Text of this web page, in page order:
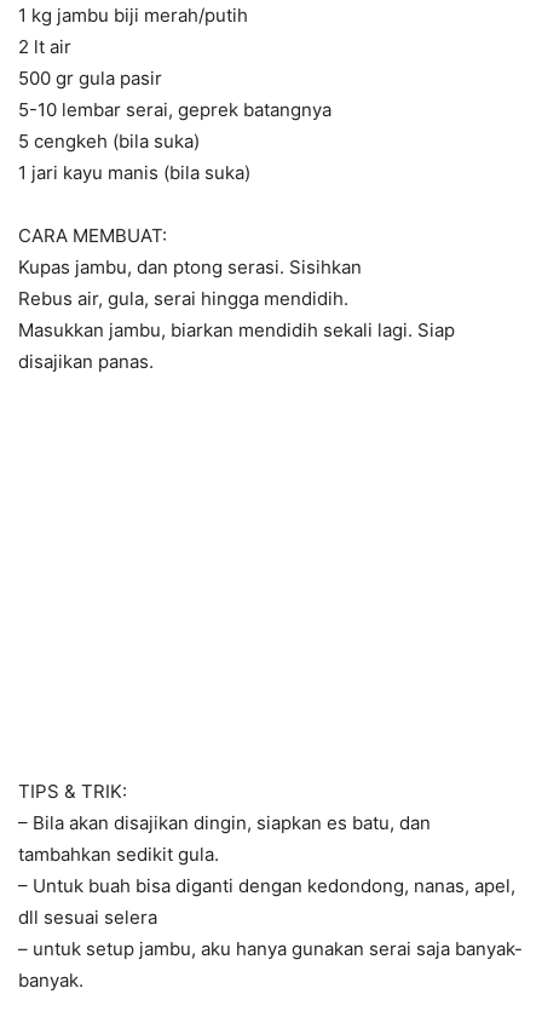
1 kg jambu biji merah/putih
2 lt air
500 gr gula pasir
5-10 lembar serai, geprek batangnya
5 cengkeh (bila suka)
1 jari kayu manis (bila suka)
CARA MEMBUAT:
Kupas jambu, dan ptong serasi. Sisihkan
Rebus air, gula, serai hingga mendidih.
Masukkan jambu, biarkan mendidih sekali lagi. Siap
disajikan panas.
TIPS & TRIK:
– Bila akan disajikan dingin, siapkan es batu, dan
tambahkan sedikit gula.
– Untuk buah bisa diganti dengan kedondong, nanas, apel,
dll sesuai selera
– untuk setup jambu, aku hanya gunakan serai saja banyak-
banyak.